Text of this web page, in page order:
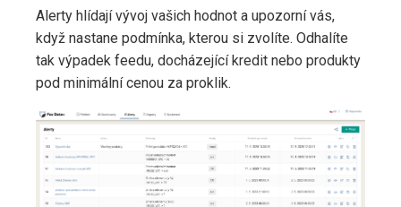
Alerty hlídají vývoj vašich hodnot a upozorní vás,
když nastane podmínka, kterou si zvolíte. Odhalíte
tak výpadek feedu, docházející kredit nebo produkty
pod minimální cenou za proklik.